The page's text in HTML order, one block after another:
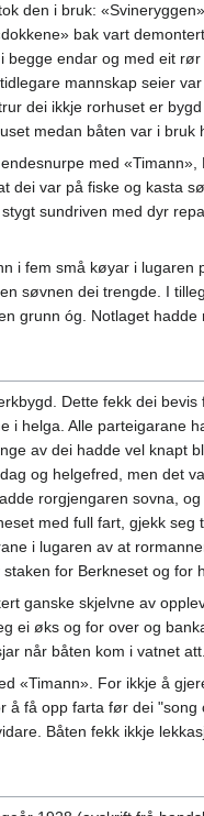
den i bruk:
bak vart
begge endar og med eit
mannskap seier
dei ikkje rorhuset er
medan båten var i bruk
med
dei var på fiske og kasta
sundriven med dyr
i fem små køyar i lugaren
søvnen dei trengde. I
grunn óg. Notlaget
Dette fekk dei
i helga. Alle parteigarane
av dei hadde vel knapt
og helgefred, men det
rorgjengaren sovna,
med full fart, gjekk
i lugaren av at
for Berkneset og for
ganske skjelvne av
ei øks og for over og
når båten kom i vatnet att.
«Timann». For ikkje å
å få opp farta før dei
Båten fekk ikkje